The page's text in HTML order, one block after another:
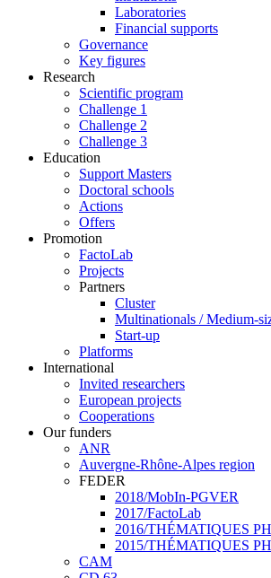
Laboratories
Financial supports
Governance
Key figures
Research
Scientific program
Challenge 1
Challenge 2
Challenge 3
Education
Support Masters
Doctoral schools
Actions
Offers
Promotion
FactoLab
Projects
Partners
Cluster
Multinationals / Medium-
Start-up
Platforms
International
Invited researchers
European projects
Cooperations
Our funders
ANR
Auvergne-Rhône-Alpes region
FEDER
2018/MobIn-PGVER
2017/FactoLab
2016/THÉMATIQUES
2015/THÉMATIQUES
CAM